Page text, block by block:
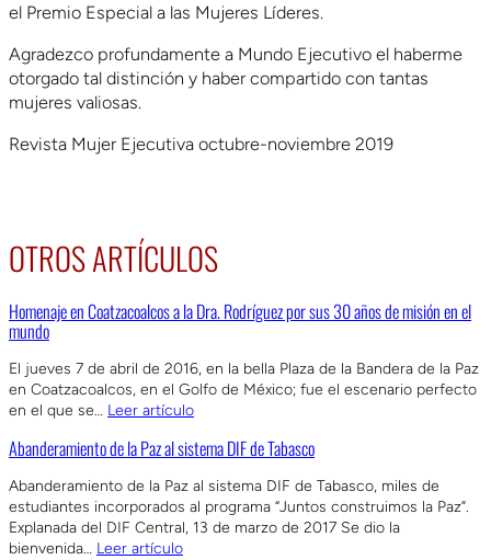
el Premio Especial a las Mujeres Líderes.
Agradezco profundamente a Mundo Ejecutivo el haberme
otorgado tal distinción y haber compartido con tantas
mujeres valiosas.
Revista Mujer Ejecutiva octubre-noviembre 2019
OTROS ARTÍCULOS
Homenaje en Coatzacoalcos a la Dra. Rodríguez por sus 30 años de misión en el
mundo
El jueves 7 de abril de 2016, en la bella Plaza de la Bandera de la Paz
en Coatzacoalcos, en el Golfo de México; fue el escenario perfecto
en el que se… Leer artículo
Abanderamiento de la Paz al sistema DIF de Tabasco
Abanderamiento de la Paz al sistema DIF de Tabasco, miles de
estudiantes incorporados al programa “Juntos construimos la Paz”.
Explanada del DIF Central, 13 de marzo de 2017 Se dio la
bienvenida… Leer artículo